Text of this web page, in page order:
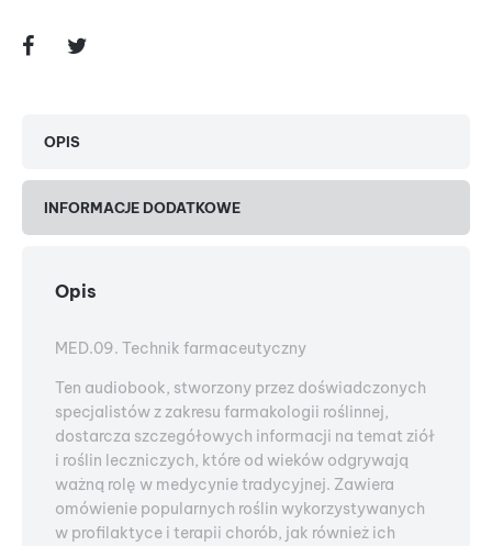
OPIS
INFORMACJE DODATKOWE
Opis
MED.09. Technik farmaceutyczny
Ten audiobook, stworzony przez doświadczonych
specjalistów z zakresu farmakologii roślinnej,
dostarcza szczegółowych informacji na temat ziół
i roślin leczniczych, które od wieków odgrywają
ważną rolę w medycynie tradycyjnej. Zawiera
omówienie popularnych roślin wykorzystywanych
w profilaktyce i terapii chorób, jak również ich